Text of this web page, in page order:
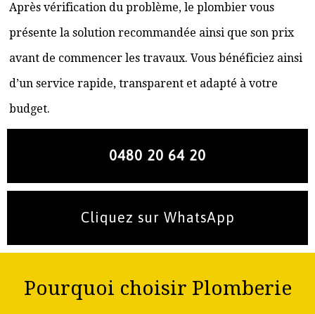
Après vérification du problème, le plombier vous
présente la solution recommandée ainsi que son prix
avant de commencer les travaux. Vous bénéficiez ainsi
d’un service rapide, transparent et adapté à votre
budget.
0480 20 64 20
Cliquez sur WhatsApp
Pourquoi choisir Plomberie